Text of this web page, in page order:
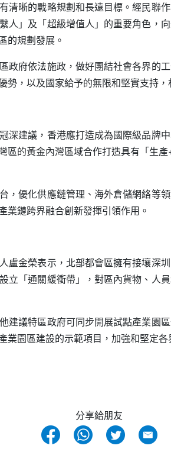
清晰的戰略規劃和長遠目標。經民聯
人」及「超級增值人」的重要角色，
的規劃發展。
政府依法施政，做好團結社會各界的
，以及國家給予的無限和堅實支持
深建議，香港應打造成為國際級品牌
區的黃金內灣區域合作打造具有「生
，優化供應鏈管理、海外倉儲網絡等
業鏈跨界融合創新發揮引領作用。
盧金榮表示，北部都會區擁有接壤深
立「通關緩衝帶」，對區內貨物、人
建議特區政府可同步開展試點產業園
園區建設的示範項目，加強和堅定各
分享給朋友